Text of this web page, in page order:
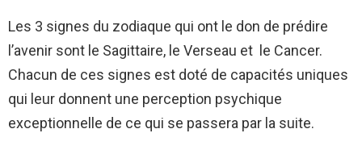
Les 3 signes du zodiaque qui ont le don de prédire
l’avenir sont le Sagittaire, le Verseau et le Cancer.
Chacun de ces signes est doté de capacités uniques
qui leur donnent une perception psychique
exceptionnelle de ce qui se passera par la suite.